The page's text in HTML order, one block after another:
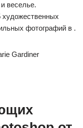
веселье.
фотографий в .